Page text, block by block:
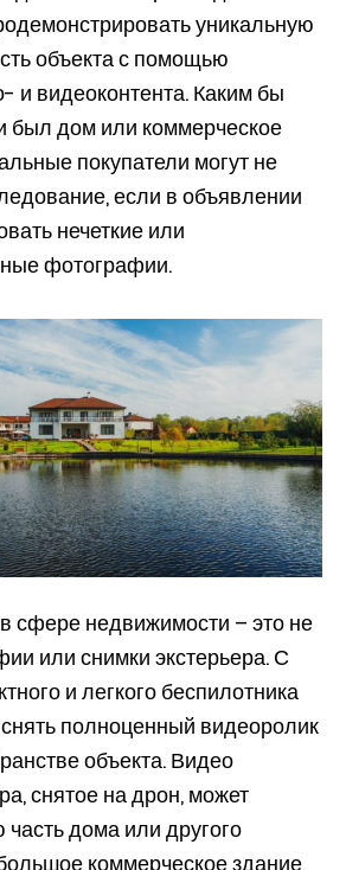
уникальную
объекта с помощью
и видеоконтента. Каким бы
был дом или коммерческое
покупатели могут не
если в объявлении
нечеткие или
фотографии.
сфере недвижимости – это не
или снимки экстерьера. С
и легкого беспилотника
полноценный видеоролик
объекта. Видео
снятое на дрон, может
часть дома или другого
коммерческое здание